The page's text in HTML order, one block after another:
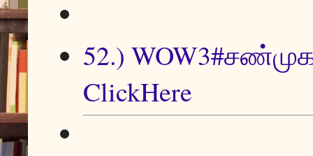
52.)
ClickHere